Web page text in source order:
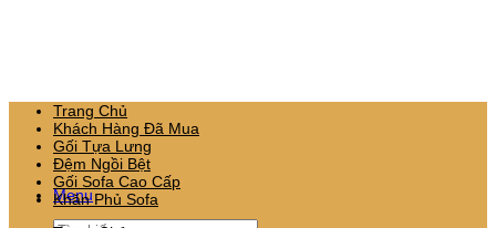
Menu
Trang Chủ
Khách Hàng Đã Mua
Gối Tựa Lưng
Đệm Ngồi Bệt
Gối Sofa Cao Cấp
Khăn Phủ Sofa